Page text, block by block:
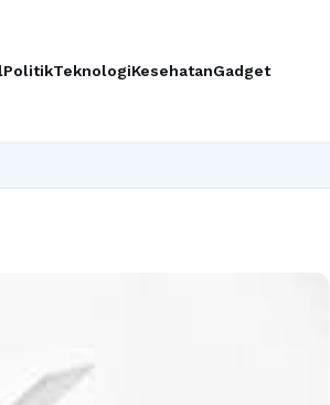
PolitikTeknologiKesehatanGadget